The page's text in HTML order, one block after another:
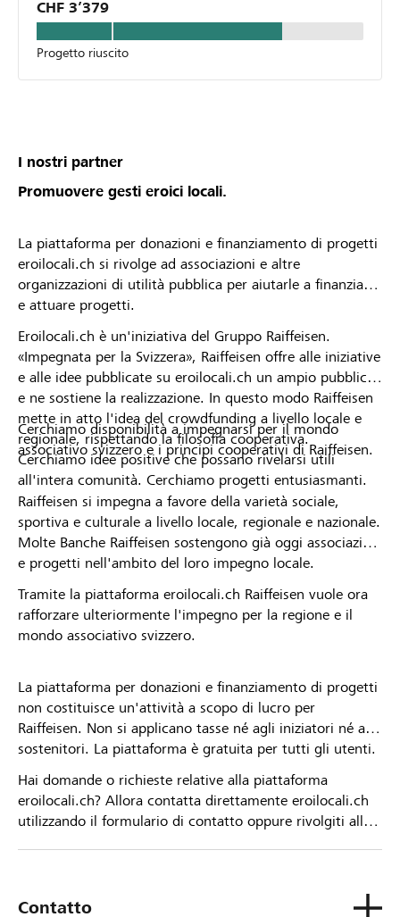
CHF 3’379
Progetto riuscito
I nostri partner
Promuovere gesti eroici locali.
La piattaforma per donazioni e finanziamento di progetti
eroilocali.ch si rivolge ad associazioni e altre
organizzazioni di utilità pubblica per aiutarle a finanziare
e attuare progetti.
Eroilocali.ch è un'iniziativa del Gruppo Raiffeisen.
«Impegnata per la Svizzera», Raiffeisen offre alle iniziative
e alle idee pubblicate su eroilocali.ch un ampio pubblico
e ne sostiene la realizzazione. In questo modo Raiffeisen
mette in atto l'idea del crowdfunding a livello locale e
regionale, rispettando la filosofia cooperativa.
Cerchiamo idee positive che possano rivelarsi utili
all'intera comunità. Cerchiamo progetti entusiasmanti.
Cerchiamo disponibilità a impegnarsi per il mondo
associativo svizzero e i principi cooperativi di Raiffeisen.
Raiffeisen si impegna a favore della varietà sociale,
sportiva e culturale a livello locale, regionale e nazionale.
Molte Banche Raiffeisen sostengono già oggi associazioni
e progetti nell'ambito del loro impegno locale.
Tramite la piattaforma eroilocali.ch Raiffeisen vuole ora
rafforzare ulteriormente l'impegno per la regione e il
mondo associativo svizzero.
La piattaforma per donazioni e finanziamento di progetti
non costituisce un'attività a scopo di lucro per
Raiffeisen. Non si applicano tasse né agli iniziatori né ai
sostenitori. La piattaforma è gratuita per tutti gli utenti.
Hai domande o richieste relative alla piattaforma
eroilocali.ch? Allora contatta direttamente eroilocali.ch
utilizzando il formulario di contatto oppure rivolgiti alla
Contatto